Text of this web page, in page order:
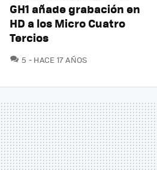
GH1 añade grabación en
HD a los Micro Cuatro
Tercios
5 COMENTARIOS
HACE 17 AÑOS